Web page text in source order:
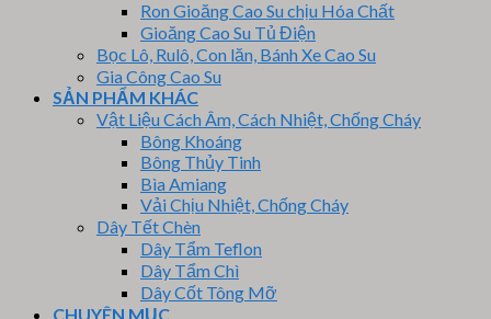
Ron Gioăng Cao Su chịu Hóa Chất
Gioăng Cao Su Tủ Điện
Bọc Lô, Rulô, Con lăn, Bánh Xe Cao Su
Gia Công Cao Su
SẢN PHẨM KHÁC
Vật Liệu Cách Âm, Cách Nhiệt, Chống Cháy
Bông Khoáng
Bông Thủy Tinh
Bìa Amiang
Vải Chịu Nhiệt, Chống Cháy
Dây Tết Chèn
Dây Tẩm Teflon
Dây Tẩm Chì
Dây Cốt Tông Mỡ
CHUYÊN MỤC